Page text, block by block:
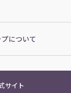
について
サイト